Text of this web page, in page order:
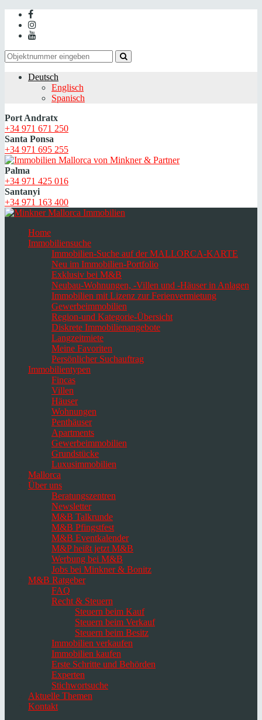
Deutsch
Englisch
Spanisch
Port Andratx
+34 971 671 250
Santa Ponsa
+34 971 695 255
Palma
+34 971 425 016
Santanyi
+34 971 163 400
Home
Immobiliensuche
Immobilien-Suche auf der MALLORCA-KARTE
Neu im Immobilien-Portfolio
Exklusiv bei M&B
Neubau-Wohnungen, -Villen und -Häuser in Anlagen
Immobilien mit Lizenz zur Ferienvermietung
Gewerbeimmobilien
Region-und Kategorie-Übersicht
Diskrete Immobilienangebote
Langzeitmiete
Meine Favoriten
Persönlicher Suchauftrag
Immobilientypen
Fincas
Villen
Häuser
Wohnungen
Penthäuser
Apartments
Gewerbeimmobilien
Grundstücke
Luxusimmobilien
Mallorca
Über uns
Beratungszentren
Newsletter
M&B Talkrunde
M&B Pfingstfest
M&B Eventkalender
M&P heißt jetzt M&B
Werbung bei M&B
Jobs bei Minkner & Bonitz
M&B Ratgeber
FAQ
Recht & Steuern
Steuern beim Kauf
Steuern beim Verkauf
Steuern beim Besitz
Immobilien verkaufen
Immobilien kaufen
Erste Schritte und Behörden
Experten
Stichwortsuche
Aktuelle Themen
Kontakt